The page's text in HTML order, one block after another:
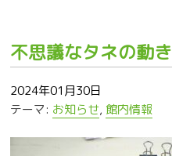
不思議なタネの動き
2024年01月30日
テーマ: お知らせ, 館内情報